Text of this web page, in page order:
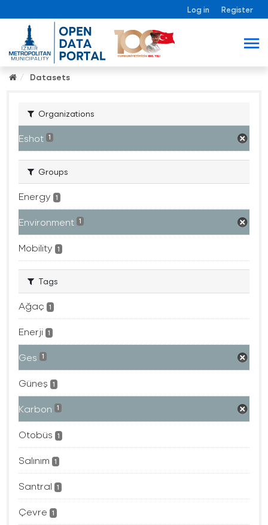
Log in Register
Datasets
Organizations
Eshot 1
Groups
Energy 1
Environment 1
Mobility 1
Tags
Ağaç 1
Enerji 1
Ges 1
Güneş 1
Karbon 1
Otobüs 1
Salınım 1
Santral 1
Çevre 1